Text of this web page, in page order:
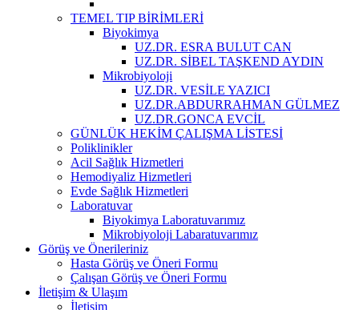
TEMEL TIP BİRİMLERİ
Biyokimya
UZ.DR. ESRA BULUT CAN
UZ.DR. SİBEL TAŞKEND AYDIN
Mikrobiyoloji
UZ.DR. VESİLE YAZICI
UZ.DR.ABDURRAHMAN GÜLMEZ
UZ.DR.GONCA EVCİL
GÜNLÜK HEKİM ÇALIŞMA LİSTESİ
Poliklinikler
Acil Sağlık Hizmetleri
Hemodiyaliz Hizmetleri
Evde Sağlık Hizmetleri
Laboratuvar
Biyokimya Laboratuvarımız
Mikrobiyoloji Labaratuvarımız
Görüş ve Önerileriniz
Hasta Görüş ve Öneri Formu
Çalışan Görüş ve Öneri Formu
İletişim & Ulaşım
İletişim